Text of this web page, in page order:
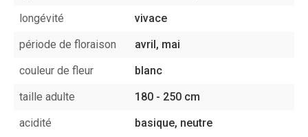
longévité
vivace
période de floraison
avril, mai
couleur de fleur
blanc
taille adulte
180 - 250 cm
acidité
basique, neutre